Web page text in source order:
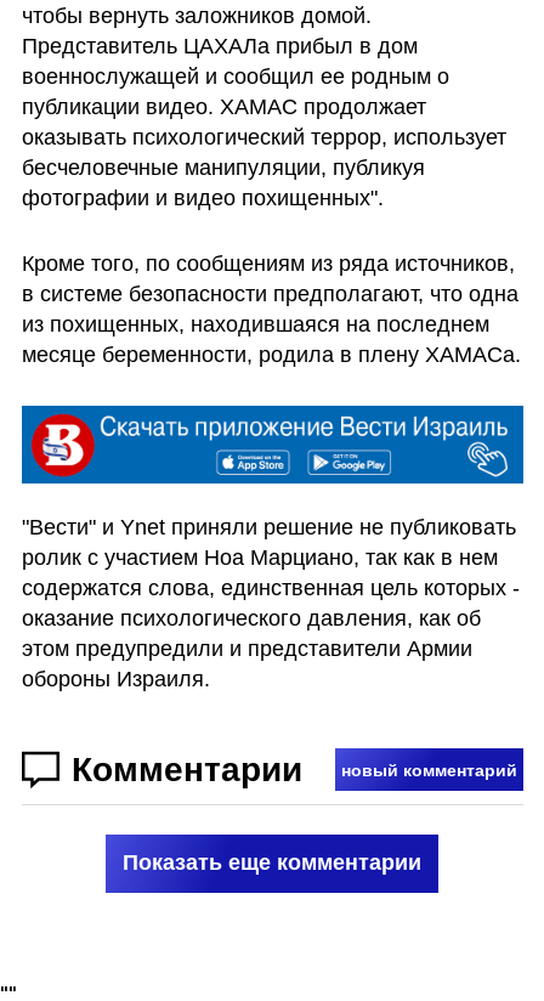
чтобы вернуть заложников домой.
Представитель ЦАХАЛа прибыл в дом
военнослужащей и сообщил ее родным о
публикации видео. ХАМАС продолжает
оказывать психологический террор, использует
бесчеловечные манипуляции, публикуя
фотографии и видео похищенных".
Кроме того, по сообщениям из ряда источников,
в системе безопасности предполагают, что одна
из похищенных, находившаяся на последнем
месяце беременности, родила в плену ХАМАСа.
"Вести" и Ynet приняли решение не публиковать
ролик с участием Ноа Марциано, так как в нем
содержатся слова, единственная цель которых -
оказание психологического давления, как об
этом предупредили и представители Армии
обороны Израиля.
Комментарии новый комментарий
Показать еще комментарии
""